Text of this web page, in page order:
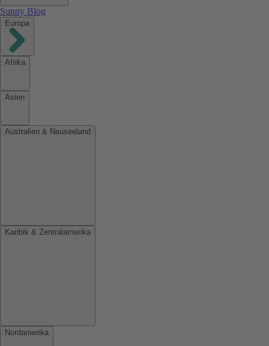
Sunny Blog
Europa
Afrika
Asien
Australien & Neuseeland
Karibik & Zentralamerika
Nordamerika